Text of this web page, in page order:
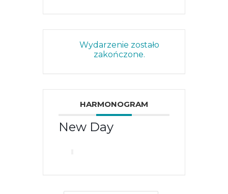
Wydarzenie zostało
zakończone.
HARMONOGRAM
New Day